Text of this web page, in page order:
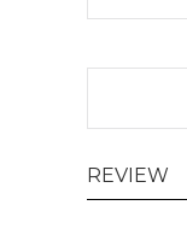
REVIEW